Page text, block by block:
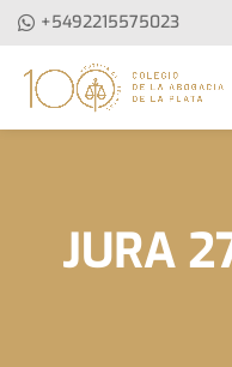
+5492215575023
JURA